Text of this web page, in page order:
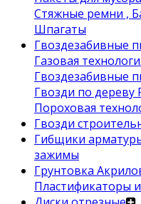
Стяжные ремни ,
Шпагаты
Гвоздезабивные
Газовая
Гвоздезабивные
Гвозди по дереву
Пороховая
Гвозди
Гибщики
зажимы
Грунтовка
Пластификаторы